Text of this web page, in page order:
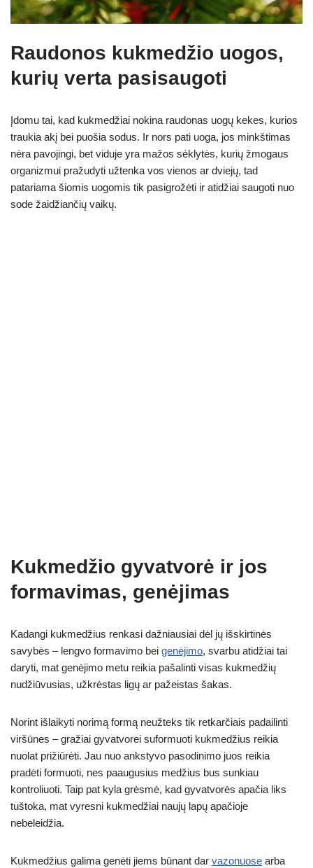
Raudonos kukmedžio uogos,
kurių verta pasisaugoti
Įdomu tai, kad kukmedžiai nokina raudonas uogų kekes, kurios
traukia akį bei puošia sodus. Ir nors pati uoga, jos minkštimas
nėra pavojingi, bet viduje yra mažos sėklytės, kurių žmogaus
organizmui pražudyti užtenka vos vienos ar dviejų, tad
patariama šiomis uogomis tik pasigrožėti ir atidžiai saugoti nuo
sode žaidžiančių vaikų.
Kukmedžio gyvatvorė ir jos
formavimas, genėjimas
Kadangi kukmedžius renkasi dažniausiai dėl jų išskirtinės
savybės – lengvo formavimo bei genėjimo, svarbu atidžiai tai
daryti, mat genėjimo metu reikia pašalinti visas kukmedžių
nudžiūvusias, užkrėstas ligų ar pažeistas šakas.
Norint išlaikyti norimą formą neužteks tik retkarčiais padailinti
viršūnes – gražiai gyvatvorei suformuoti kukmedžius reikia
nuolat prižiūrėti. Jau nuo ankstyvo pasodinimo juos reikia
pradėti formuoti, nes paaugusius medžius bus sunkiau
kontroliuoti. Taip pat kyla grėsmė, kad gyvatvorės apačia liks
tuštoka, mat vyresni kukmedžiai naujų lapų apačioje
nebeleidžia.
Kukmedžius galima genėti jiems būnant dar vazonuose arba